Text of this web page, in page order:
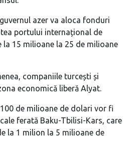
azer va aloca fonduri
portului internațional de
15 milioane la 25 de milioane
companiile turcești și
economică liberă Alyat.
de milioane de dolari vor fi
ferată Baku-Tbilisi-Kars, care
la 1 milion la 5 milioane de